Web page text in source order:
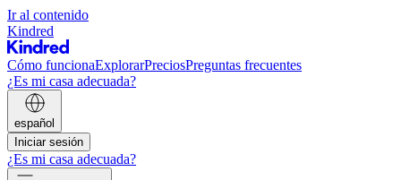
Ir al contenido
Kindred
Cómo funcionaExplorarPreciosPreguntas frecuentes
¿Es mi casa adecuada?
español
Iniciar sesión
¿Es mi casa adecuada?